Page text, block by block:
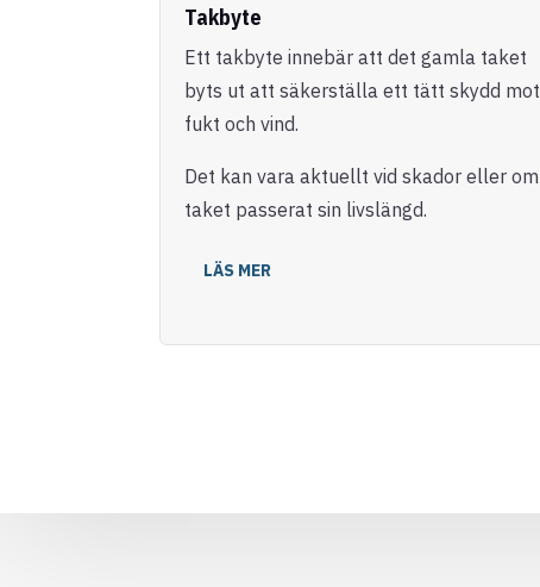
Takbyte
Ett takbyte innebär att det gamla taket
byts ut att säkerställa ett tätt skydd mot
fukt och vind.
Det kan vara aktuellt vid skador eller om
taket passerat sin livslängd.
LÄS MER